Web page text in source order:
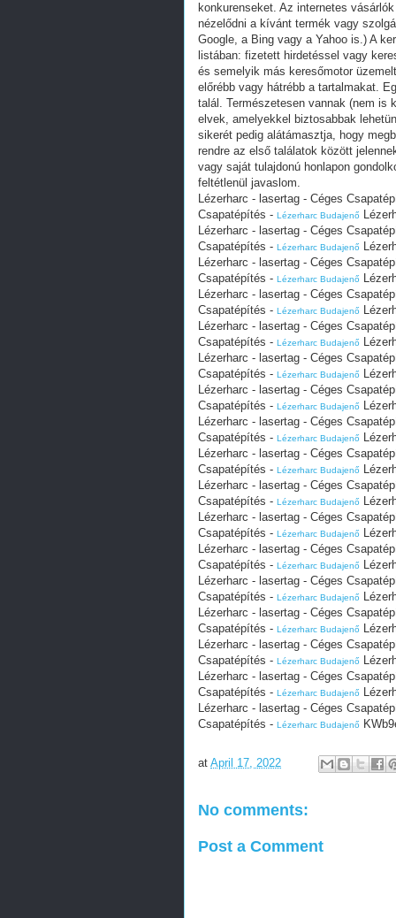
konkurenseket. Az internetes
nézelődni a kívánt termék vagy
Google, a Bing vagy a Yahoo is.) A
listában: fizetett hirdetéssel vagy
és semelyik más keresőmotor
előrébb vagy hátrébb a tartalmakat.
talál. Természetesen vannak (nem is
elvek, amelyekkel biztosabbak
sikerét pedig alátámasztja, hogy
rendre az első találatok között
vagy saját tulajdonú honlapon
feltétlenül javaslom.
Lézerharc - lasertag - Céges
Csapatépítés - Lézerharc Budajenő
Lézerharc - lasertag - Céges
Csapatépítés - Lézerharc Budajenő
Lézerharc - lasertag - Céges
Csapatépítés - Lézerharc Budajenő
Lézerharc - lasertag - Céges
Csapatépítés - Lézerharc Budajenő
Lézerharc - lasertag - Céges
Csapatépítés - Lézerharc Budajenő
Lézerharc - lasertag - Céges
Csapatépítés - Lézerharc Budajenő
Lézerharc - lasertag - Céges
Csapatépítés - Lézerharc Budajenő
Lézerharc - lasertag - Céges
Csapatépítés - Lézerharc Budajenő
Lézerharc - lasertag - Céges
Csapatépítés - Lézerharc Budajenő
Lézerharc - lasertag - Céges
Csapatépítés - Lézerharc Budajenő
Lézerharc - lasertag - Céges
Csapatépítés - Lézerharc Budajenő
Lézerharc - lasertag - Céges
Csapatépítés - Lézerharc Budajenő
Lézerharc - lasertag - Céges
Csapatépítés - Lézerharc Budajenő
Lézerharc - lasertag - Céges
Csapatépítés - Lézerharc Budajenő
Lézerharc - lasertag - Céges
Csapatépítés - Lézerharc Budajenő
Lézerharc - lasertag - Céges
Csapatépítés - Lézerharc Budajenő
Lézerharc - lasertag - Céges
Csapatépítés - Lézerharc Budajenő
at April 17, 2022
No comments:
Post a Comment